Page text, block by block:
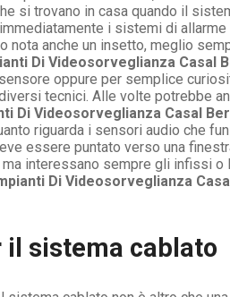
si trovano in casa quando il
i sistemi di allarme
nota anche un insetto, meglio
Di Videosorveglianza Casal
oppure per semplice
tecnici. Alle volte potrebbe
Di Videosorveglianza Casal
riguarda i sensori audio che
essere puntato verso una
interessano sempre gli infissi o
Di Videosorveglianza
il sistema cablato